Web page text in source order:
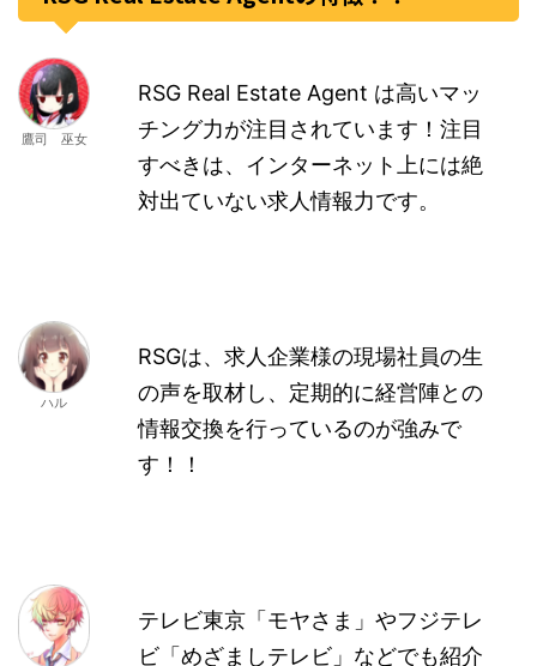
鷹司 巫女
RSG Real Estate Agent は高いマッ
チング力が注目されています！注目
すべきは、インターネット上には絶
対出ていない求人情報力です。
ハル
RSGは、求人企業様の現場社員の生
の声を取材し、定期的に経営陣との
情報交換を行っているのが強みで
す！！
テレビ東京「モヤさま」やフジテレ
ビ「めざましテレビ」などでも紹介